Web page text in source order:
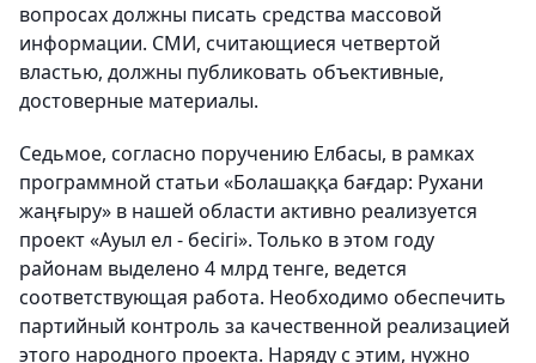
вопросах должны писать средства массовой
информации. СМИ, считающиеся четвертой
властью, должны публиковать объективные,
достоверные материалы.
Седьмое, согласно поручению Елбасы, в рамках
программной статьи «Болашаққа бағдар: Рухани
жаңғыру» в нашей области активно реализуется
проект «Ауыл ел - бесігі». Только в этом году
районам выделено 4 млрд тенге, ведется
соответствующая работа. Необходимо обеспечить
партийный контроль за качественной реализацией
этого народного проекта. Наряду с этим, нужно